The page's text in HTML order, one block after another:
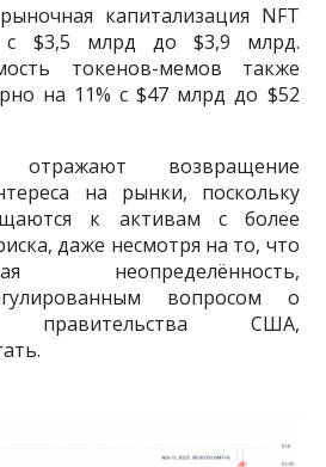
капитализация NFT
с $3,5 млрд до $3,9 млрд.
токенов-мемов также
на 11% с $47 млрд до $52
возвращение
на рынки, поскольку
к активам с более
даже несмотря на то, что
неопределённость,
вопросом о
правительства США,